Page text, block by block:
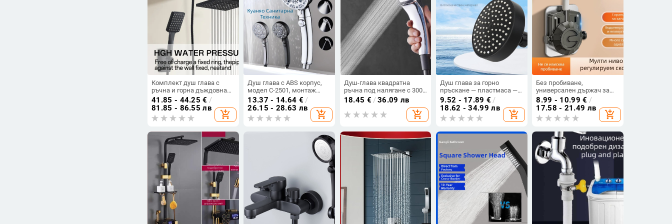
Комплект душ глава с
ръчна и горна дъждовна
глава, усилено налягане
41.85 - 44.25 € /
81.85 - 86.55 лв
add_shopping_cart
Душ глава с ABS корпус,
модел C-2501, монтаж
чрез завинтване, кръгла
форма, стил модерно
минималистичен;
функции: пръскане,
13.37 - 14.64 € /
26.15 - 28.63 лв
add_shopping_cart
Душ-глава квадратна
ръчна под налягане с 300
отвора, водоспестяваща
18.45 € /36.09 лв
add_shopping_cart
Душ глава за горно
пръскане — пластмаса —
модерен
минималистичен стил
9.52 - 17.89 € /
18.62 - 34.99 лв
add_shopping_cart
Без пробиване,
универсален държач за
душ глава с вакуумна
чашка, регулируем
монтаж за баня, ABS
материал,
покритие
8.99 - 10.99 € /
17.58 - 21.49 лв
add_shopping_cart